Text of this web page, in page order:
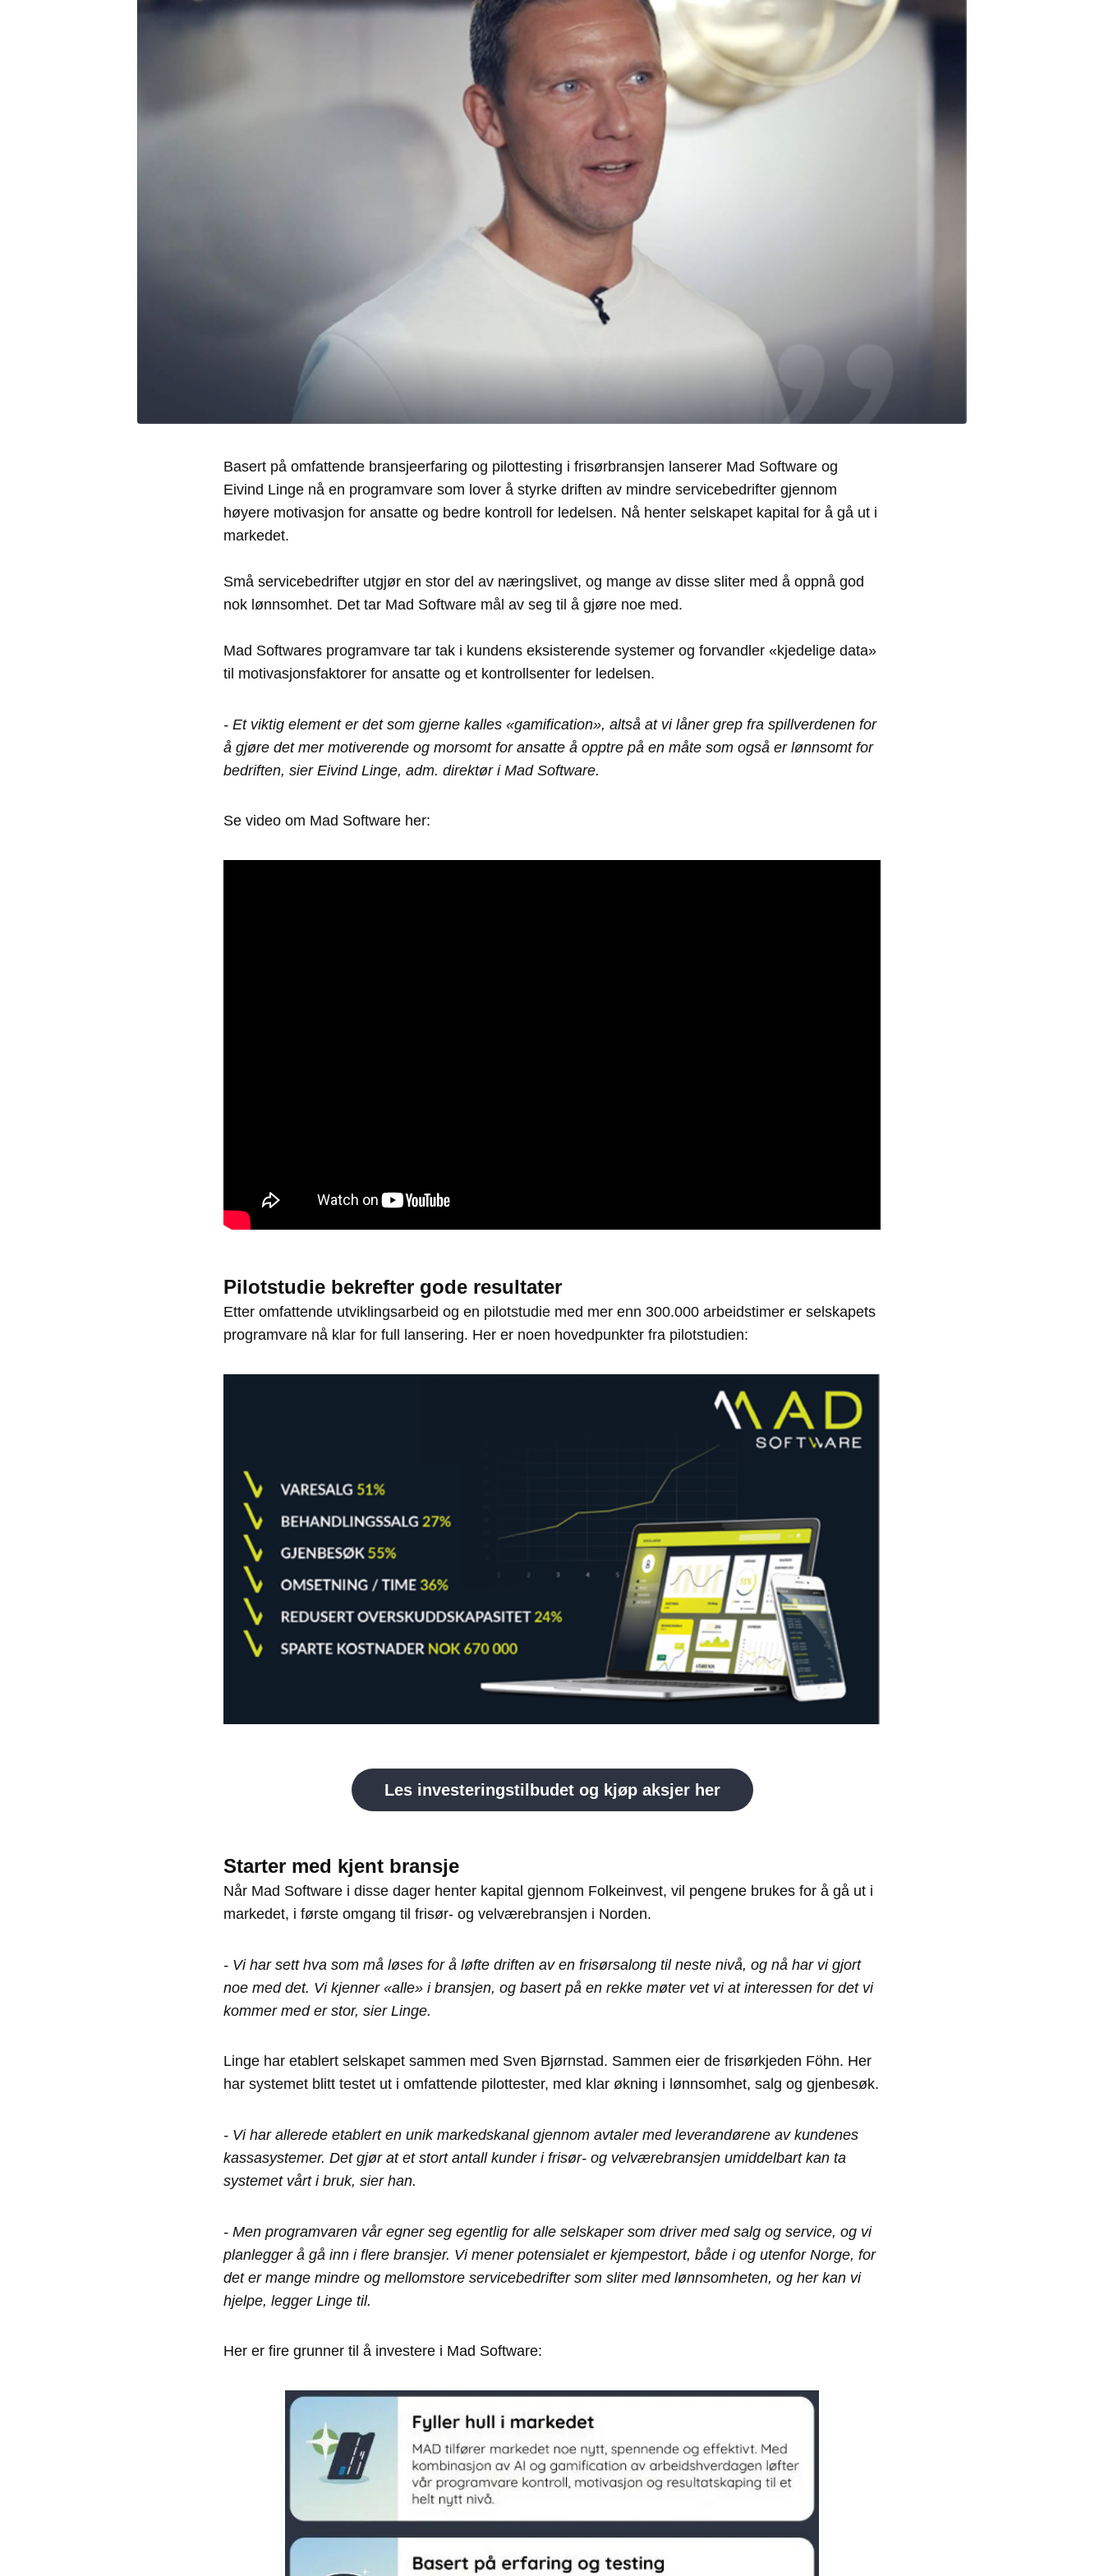
Basert på omfattende bransjeerfaring og pilottesting i frisørbransjen lanserer Mad Software og
Eivind Linge nå en programvare som lover å styrke driften av mindre servicebedrifter gjennom
høyere motivasjon for ansatte og bedre kontroll for ledelsen. Nå henter selskapet kapital for å gå ut i
markedet.
Små servicebedrifter utgjør en stor del av næringslivet, og mange av disse sliter med å oppnå god
nok lønnsomhet. Det tar Mad Software mål av seg til å gjøre noe med.
Mad Softwares programvare tar tak i kundens eksisterende systemer og forvandler «kjedelige data»
til motivasjonsfaktorer for ansatte og et kontrollsenter for ledelsen.
- Et viktig element er det som gjerne kalles «gamification», altså at vi låner grep fra spillverdenen for
å gjøre det mer motiverende og morsomt for ansatte å opptre på en måte som også er lønnsomt for
bedriften, sier Eivind Linge, adm. direktør i Mad Software.
Se video om Mad Software her:
Pilotstudie bekrefter gode resultater
Etter omfattende utviklingsarbeid og en pilotstudie med mer enn 300.000 arbeidstimer er selskapets
programvare nå klar for full lansering. Her er noen hovedpunkter fra pilotstudien:
Les investeringstilbudet og kjøp aksjer her
Starter med kjent bransje
Når Mad Software i disse dager henter kapital gjennom Folkeinvest, vil pengene brukes for å gå ut i
markedet, i første omgang til frisør- og velværebransjen i Norden.
- Vi har sett hva som må løses for å løfte driften av en frisørsalong til neste nivå, og nå har vi gjort
noe med det. Vi kjenner «alle» i bransjen, og basert på en rekke møter vet vi at interessen for det vi
kommer med er stor, sier Linge.
Linge har etablert selskapet sammen med Sven Bjørnstad. Sammen eier de frisørkjeden Föhn. Her
har systemet blitt testet ut i omfattende pilottester, med klar økning i lønnsomhet, salg og gjenbesøk.
- Vi har allerede etablert en unik markedskanal gjennom avtaler med leverandørene av kundenes
kassasystemer. Det gjør at et stort antall kunder i frisør- og velværebransjen umiddelbart kan ta
systemet vårt i bruk, sier han.
- Men programvaren vår egner seg egentlig for alle selskaper som driver med salg og service, og vi
planlegger å gå inn i flere bransjer. Vi mener potensialet er kjempestort, både i og utenfor Norge, for
det er mange mindre og mellomstore servicebedrifter som sliter med lønnsomheten, og her kan vi
hjelpe, legger Linge til.
Her er fire grunner til å investere i Mad Software: